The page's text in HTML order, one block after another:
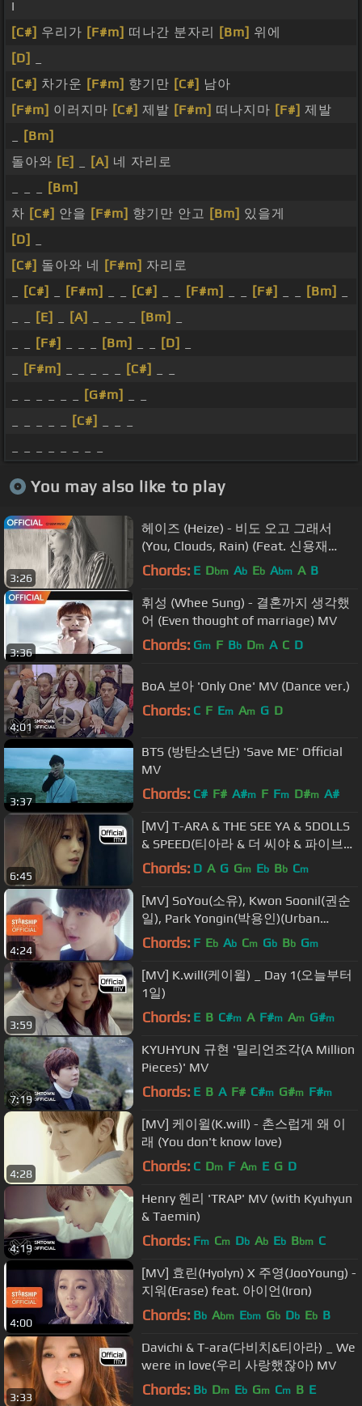
I
[C#] 우리가 [F#m] 떠나간 분자리 [Bm] 위에
[D]
[C#] 차가운 [F#m] 향기만 [C#] 남아
[F#m] 이러지마 [C#] 제발 [F#m] 떠나지마 [F#] 제발
[Bm]
돌아와 [E] [A] 네 자리로
[Bm]
차 [C#] 안을 [F#m] 향기만 안고 [Bm] 있을게
[D]
[C#] 돌아와 네 [F#m] 자리로
[C#] [F#m] [C#] [F#m] [F#] [Bm]
[E] [A] [Bm]
[F#] [Bm] [D]
[F#m] [C#]
[G#m]
[C#]
You may also like to play
3:26
헤이즈 (Heize) - 비도 오고 그래서
(You, Clouds, Rain) (Feat. 신용재
(Shin Yong Jae)) MV
Chords: E Dbm Ab Eb Abm A B
3:36
휘성 (Whee Sung) - 결혼까지 생각했
어 (Even thought of marriage) MV
Chords: Gm F Bb Dm A C D
4:01
BoA 보아 'Only One' MV (Dance ver.)
Chords: C F Em Am G D
3:37
BTS (방탄소년단) 'Save ME' Official
MV
Chords: C# F# A#m F Fm D#m A#
6:45
[MV] T-ARA & THE SEE YA & 5DOLLS
& SPEED(티아라 & 더 씨야 & 파이브돌
스 & 스피드) _ Painkiller(진통제)
Chords: D A G Gm Eb Bb Cm
4:24
[MV] SoYou(소유), Kwon Soonil(권순
일), Park Yongin(박용인)(Urban
Zakapa) _ The Space Between(틈)
Chords: F Eb Ab Cm Gb Bb Gm
3:59
[MV] K.will(케이윌) _ Day 1(오늘부터
1일)
Chords: E B C#m A F#m Am G#m
7:19
KYUHYUN 규현 '밀리언조각(A Million
Pieces)' MV
Chords: E B A F# C#m G#m F#m
4:28
[MV] 케이윌(K.will) - 촌스럽게 왜 이
래 (You don't know love)
Chords: C Dm F Am E G D
4:19
Henry 헨리 'TRAP' MV (with Kyuhyun
& Taemin)
Chords: Fm Cm Db Ab Eb Bbm C
4:00
[MV] 효린(Hyolyn) X 주영(JooYoung) -
지워(Erase) feat. 아이언(Iron)
Chords: Bb Abm Ebm Gb Db Eb B
3:33
Davichi & T-ara(다비치&티아라) _ We
were in love(우리 사랑했잖아) MV
Chords: Bb Dm Eb Gm Cm B E